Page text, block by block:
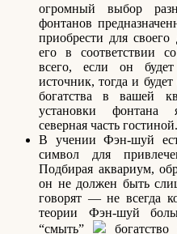
огромный выбор
фонтанов
приобрести для
его в соответствии
всего, если он
источник, тогда и
богатства в вашей
установки фонтана
северная часть гостиной.
В учении Фэн-шуй
символ для
Подбирая аквариум,
он не должен быть
говорят — не всегда
теории Фэн-шуй
“смыть”